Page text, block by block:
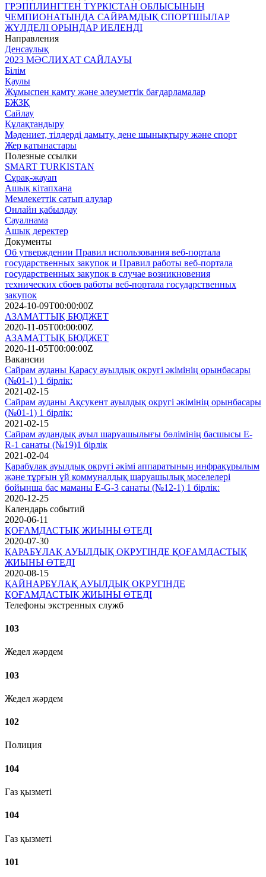
ГРЭППЛИНГТЕН ТҮРКІСТАН ОБЛЫСЫНЫҢ
ЧЕМПИОНАТЫНДА САЙРАМДЫҚ СПОРТШЫЛАР
ЖҮЛДЕЛІ ОРЫНДАР ИЕЛЕНДІ
Направления
Денсаулық
2023 МӘСЛИХАТ САЙЛАУЫ
Білім
Қаулы
Жұмыспен қамту және әлеуметтік бағдарламалар
БЖЗҚ
Сайлау
Құлақтандыру
Мәдениет, тілдерді дамыту, дене шынықтыру және спорт
Жер қатынастары
Полезные ссылки
SMART TURKISTAN
Сұрақ-жауап
Ашық кітапхана
Мемлекеттік сатып алулар
Онлайн қабылдау
Сауалнама
Ашық деректер
Документы
Об утверждении Правил использования веб-портала
государственных закупок и Правил работы веб-портала
государственных закупок в случае возникновения
технических сбоев работы веб-портала государственных
закупок
2024-10-09T00:00:00Z
АЗАМАТТЫҚ БЮДЖЕТ
2020-11-05T00:00:00Z
АЗАМАТТЫҚ БЮДЖЕТ
2020-11-05T00:00:00Z
Вакансии
Сайрам ауданы Қарасу ауылдық округі әкімінің орынбасары
(№01-1) 1 бірлік:
2021-02-15
Сайрам ауданы Ақсукент ауылдық округі әкімінің орынбасары
(№01-1) 1 бірлік:
2021-02-15
Сайрам аудандық ауыл шаруашылығы бөлімінің басшысы E-
R-1 cанаты (№19)1 бірлік
2021-02-04
Қарабұлақ ауылдық округі әкімі аппаратының инфрақұрылым
және тұрғын үй коммуналдық шаруашылық мәселелері
бойынша бас маманы E-G-3 санаты (№12-1) 1 бірлік:
2020-12-25
Календарь событий
2020-06-11
ҚОҒАМДАСТЫҚ ЖИЫНЫ ӨТЕДІ
2020-07-30
ҚАРАБҰЛАҚ АУЫЛДЫҚ ОКРУГІНДЕ ҚОҒАМДАСТЫҚ
ЖИЫНЫ ӨТЕДІ
2020-08-15
ҚАЙНАРБҰЛАҚ АУЫЛДЫҚ ОКРУГІНДЕ
ҚОҒАМДАСТЫҚ ЖИЫНЫ ӨТЕДІ
Телефоны экстренных служб
103
Жедел жәрдем
103
Жедел жәрдем
102
Полиция
104
Газ қызметі
104
Газ қызметі
101